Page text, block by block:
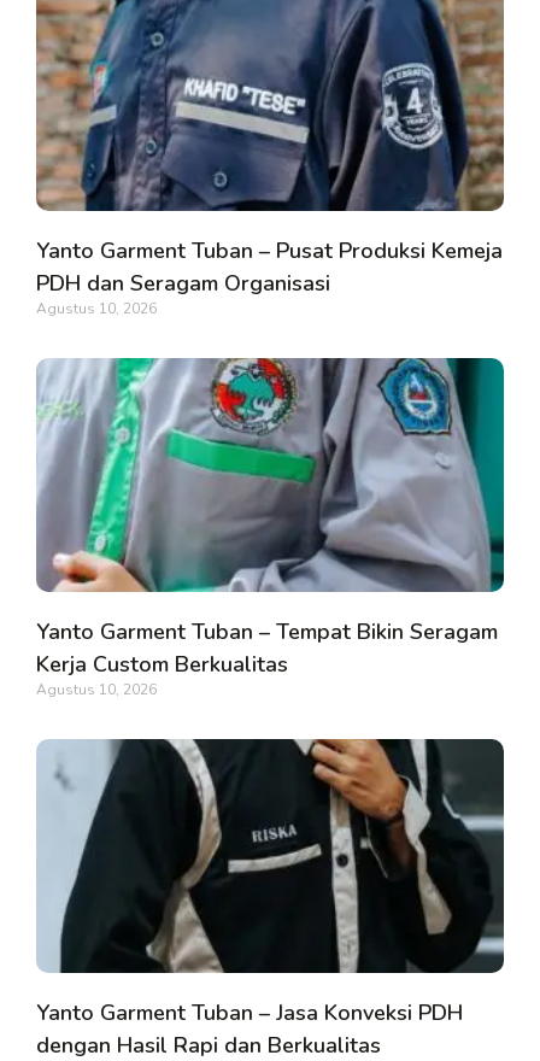
Yanto Garment Tuban – Pusat Produksi Kemeja
PDH dan Seragam Organisasi
Agustus 10, 2026
Yanto Garment Tuban – Tempat Bikin Seragam
Kerja Custom Berkualitas
Agustus 10, 2026
Yanto Garment Tuban – Jasa Konveksi PDH
dengan Hasil Rapi dan Berkualitas